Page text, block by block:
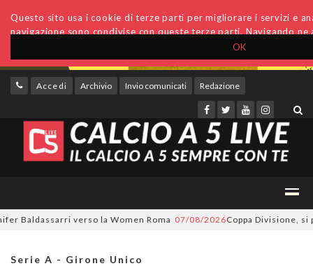
OK
Questo sito usa i cookie di terze parti per migliorare i servizi e
navigazione sono condivise con queste terze parti. Navigando
Accedi Archivio Invio comunicati Redazione
verso la Women Roma 07/08/2026Coppa Divisione, si
Serie A - Girone Unico